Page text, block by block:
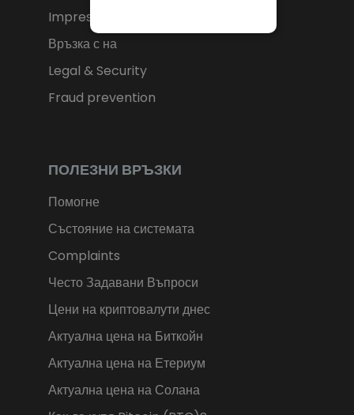
Impressum
Връзка с на
Legal & Security
Fraud prevention
ПОЛЕЗНИ ВРЪЗКИ
Помогне
Състояние на системата
Complaints
Често Задавани Въпроси
Цени на криптовалути днес
Актуална цена на Биткойн
Актуална цена на Етериум
Актуална цена на Солана
ТАРГЕТИРАНЕ